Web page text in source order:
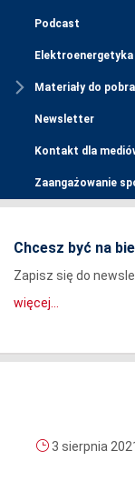
Podcast
Elektroenergetyka
Materiały do
Newsletter
Kontakt dla
Zaangażowanie
Chcesz być na
Zapisz się do
więcej...
3 sierpnia